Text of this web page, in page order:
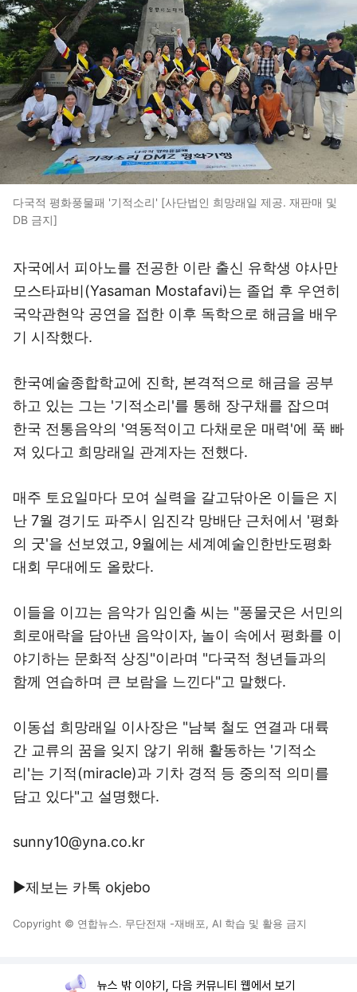
다국적 평화풍물패 '기적소리' [사단법인 희망래일 제공. 재판매 및
DB 금지]
자국에서 피아노를 전공한 이란 출신 유학생 야사만
모스타파비(Yasaman Mostafavi)는 졸업 후 우연히
국악관현악 공연을 접한 이후 독학으로 해금을 배우
기 시작했다.
한국예술종합학교에 진학, 본격적으로 해금을 공부
하고 있는 그는 '기적소리'를 통해 장구채를 잡으며
한국 전통음악의 '역동적이고 다채로운 매력'에 푹 빠
져 있다고 희망래일 관계자는 전했다.
매주 토요일마다 모여 실력을 갈고닦아온 이들은 지
난 7월 경기도 파주시 임진각 망배단 근처에서 '평화
의 굿'을 선보였고, 9월에는 세계예술인한반도평화
대회 무대에도 올랐다.
이들을 이끄는 음악가 임인출 씨는 "풍물굿은 서민의
희로애락을 담아낸 음악이자, 놀이 속에서 평화를 이
야기하는 문화적 상징"이라며 "다국적 청년들과의
함께 연습하며 큰 보람을 느낀다"고 말했다.
이동섭 희망래일 이사장은 "남북 철도 연결과 대륙
간 교류의 꿈을 잊지 않기 위해 활동하는 '기적소
리'는 기적(miracle)과 기차 경적 등 중의적 의미를
담고 있다"고 설명했다.
sunny10@yna.co.kr
▶제보는 카톡 okjebo
Copyright © 연합뉴스. 무단전재 -재배포, AI 학습 및 활용 금지
뉴스 밖 이야기, 다음 커뮤니티 웹에서 보기